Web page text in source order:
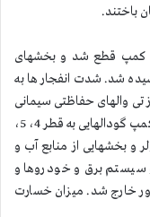
كمپ قطع شد و بخشهای
شد. شدت انفجار ها به
تی والهای حفاظتی سیمانی
فروافتاد یا درهم شكسته شد و در نقاط مختلف كمپ گودالهایی به قطر 4، 5،
ایجاد شد. 357 بنگال، 10 سالن، 275كولر و بخشهایی از منابع آب و
سیستم برق و خودروها و
خارج شد. میزان خسارت